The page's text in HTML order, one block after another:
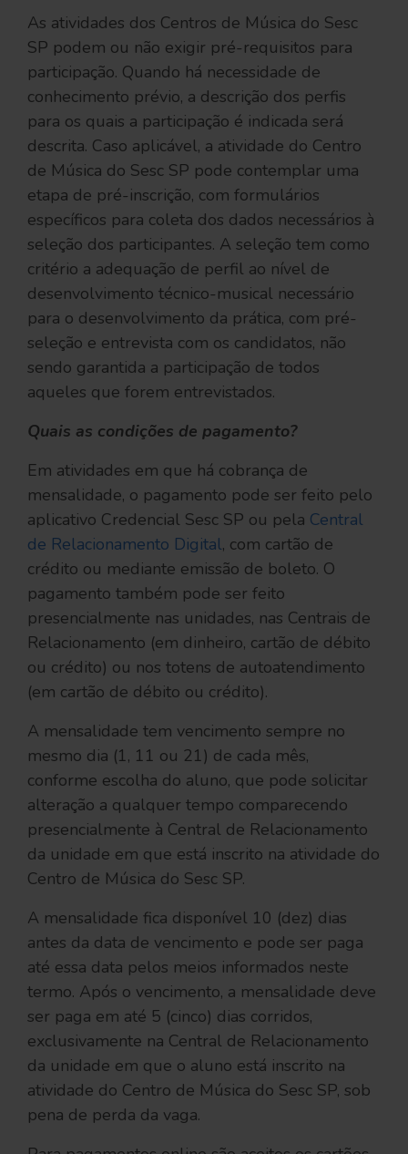
As atividades dos Centros de Música do Sesc
SP podem ou não exigir pré-requisitos para
participação. Quando há necessidade de
conhecimento prévio, a descrição dos perfis
para os quais a participação é indicada será
descrita. Caso aplicável, a atividade do Centro
de Música do Sesc SP pode contemplar uma
etapa de pré-inscrição, com formulários
específicos para coleta dos dados necessários à
seleção dos participantes. A seleção tem como
critério a adequação de perfil ao nível de
desenvolvimento técnico-musical necessário
para o desenvolvimento da prática, com pré-
seleção e entrevista com os candidatos, não
sendo garantida a participação de todos
aqueles que forem entrevistados.
Quais as condições de pagamento?
Em atividades em que há cobrança de
mensalidade, o pagamento pode ser feito pelo
aplicativo Credencial Sesc SP ou pela Central
de Relacionamento Digital, com cartão de
crédito ou mediante emissão de boleto. O
pagamento também pode ser feito
presencialmente nas unidades, nas Centrais de
Relacionamento (em dinheiro, cartão de débito
ou crédito) ou nos totens de autoatendimento
(em cartão de débito ou crédito).
A mensalidade tem vencimento sempre no
mesmo dia (1, 11 ou 21) de cada mês,
conforme escolha do aluno, que pode solicitar
alteração a qualquer tempo comparecendo
presencialmente à Central de Relacionamento
da unidade em que está inscrito na atividade do
Centro de Música do Sesc SP.
A mensalidade fica disponível 10 (dez) dias
antes da data de vencimento e pode ser paga
até essa data pelos meios informados neste
termo. Após o vencimento, a mensalidade deve
ser paga em até 5 (cinco) dias corridos,
exclusivamente na Central de Relacionamento
da unidade em que o aluno está inscrito na
atividade do Centro de Música do Sesc SP, sob
pena de perda da vaga.